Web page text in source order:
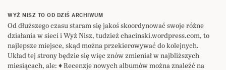
WYŻ NISZ TO OD DZIŚ ARCHIWUM
Od dłuższego czasu staram się jakoś skoordynować swoje różne
działania w sieci i Wyż Nisz, tudzież chacinski.wordpress.com, to
najlepsze miejsce, skąd można przekierowywać do kolejnych.
Układ tej strony będzie się więc znów zmieniał w najbliższych
miesiącach, ale: ♦ Recenzje nowych albumów można znaleźć na